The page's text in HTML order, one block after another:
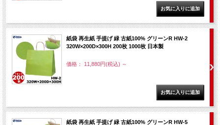
紙袋 再生紙 手提げ 緑 古紙100% グリーンR HW-2
320W×200D×300H 200枚 1000枚 日本製
価格： 11,880円(税込) ～
紙袋 再生紙 手提げ 緑 古紙100% グリーンR HW-5